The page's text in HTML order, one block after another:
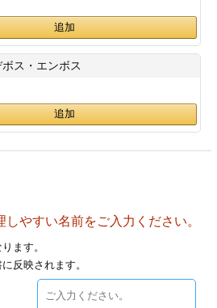
11
12
18
19
25
26
ボス・エンボス
やすい名前をご入力ください。
ます。
反映されます。